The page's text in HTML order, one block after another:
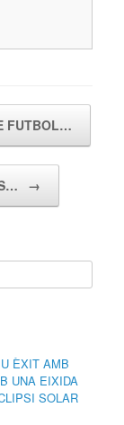
FUTBOL…
→
ÈXIT AMB
UNA EIXIDA
SOLAR